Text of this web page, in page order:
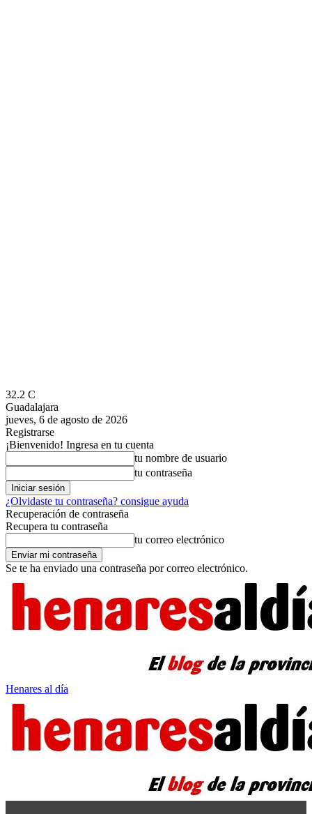
32.2 C
Guadalajara
jueves, 6 de agosto de 2026
Registrarse
¡Bienvenido! Ingresa en tu cuenta
tu nombre de usuario
tu contraseña
¿Olvidaste tu contraseña? consigue ayuda
Recuperación de contraseña
Recupera tu contraseña
tu correo electrónico
Se te ha enviado una contraseña por correo electrónico.
Henares al día